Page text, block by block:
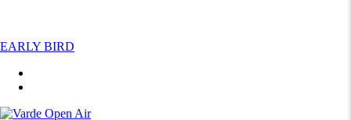
EARLY BIRD